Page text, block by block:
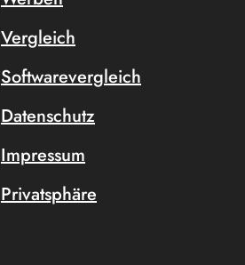
Vergleich
Softwarevergleich
Datenschutz
Impressum
Privatsphäre